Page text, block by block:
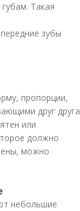
Такая
зубы
пропорции,
друг друга
или
должно
можно
небольшие